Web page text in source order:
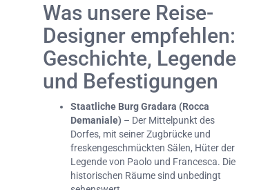
Was unsere Reise-
Designer empfehlen:
Geschichte, Legende
und Befestigungen
Staatliche Burg Gradara (Rocca
Demaniale) – Der Mittelpunkt des
Dorfes, mit seiner Zugbrücke und
freskengeschmückten Sälen, Hüter der
Legende von Paolo und Francesca. Die
historischen Räume sind unbedingt